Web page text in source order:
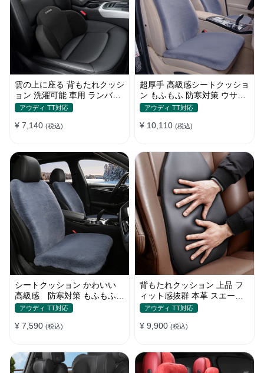
雲の上に座る 背もたれクッシ
ョン 洗濯可能 車用 ランバー
サポート 車通勤運転 長距離
アウディ TT対応
¥ 7,140 (税込)
超厚手 高級感シートクッショ
ン もふもふ 防寒対策 ウサギ
の毛 暖かい 車用 冬保温
アウディ TT対応
¥ 10,110 (税込)
シートクッション かわいい
高級感 防寒対策 もふもふ
ウサギ 暖かい 車用 冬保温
アウディ TT対応
¥ 7,590 (税込)
背もたれクッション 上品 フ
ィット感抜群 本革 スエード
リネン おしゃれ 腰痛 空気
アウディ TT対応
¥ 9,900 (税込)